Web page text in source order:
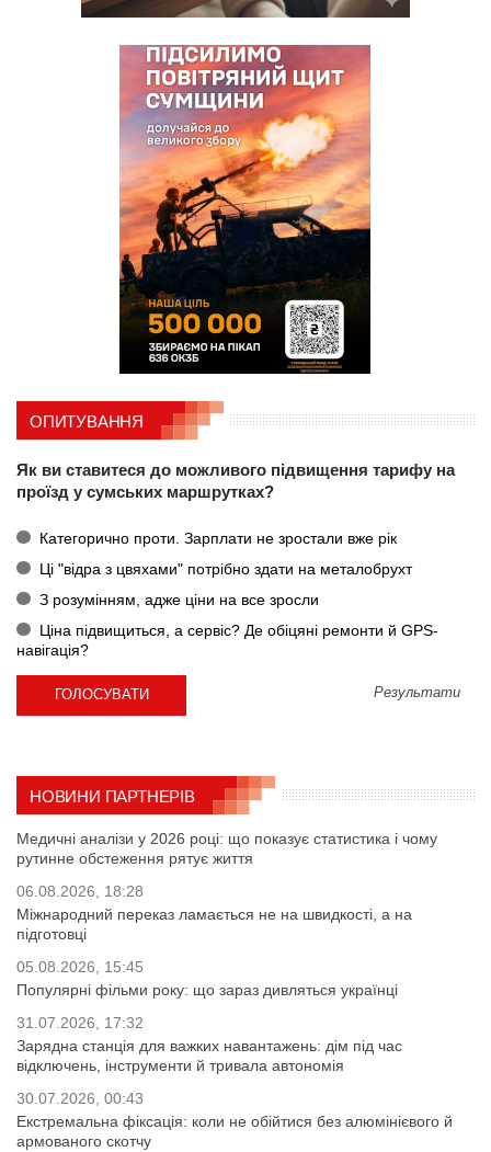
ОПИТУВАННЯ
Як ви ставитеся до можливого підвищення тарифу на
проїзд у сумських маршрутках?
Категорично проти. Зарплати не зростали вже рік
Ці "відра з цвяхами" потрібно здати на металобрухт
З розумінням, адже ціни на все зросли
Ціна підвищиться, а сервіс? Де обіцяні ремонти й GPS-
навігація?
Результати
НОВИНИ ПАРТНЕРІВ
Медичні аналізи у 2026 році: що показує статистика і чому
рутинне обстеження рятує життя
06.08.2026, 18:28
Міжнародний переказ ламається не на швидкості, а на
підготовці
05.08.2026, 15:45
Популярні фільми року: що зараз дивляться українці
31.07.2026, 17:32
Зарядна станція для важких навантажень: дім під час
відключень, інструменти й тривала автономія
30.07.2026, 00:43
Екстремальна фіксація: коли не обійтися без алюмінієвого й
армованого скотчу